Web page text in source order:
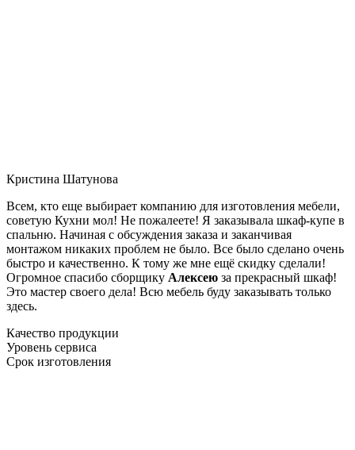
Кристина Шатунова
Всем, кто еще выбирает компанию для изготовления мебели,
советую Кухни мол! Не пожалеете! Я заказывала шкаф-купе в
спальню. Начиная с обсуждения заказа и заканчивая
монтажом никаких проблем не было. Все было сделано очень
быстро и качественно. К тому же мне ещё скидку сделали!
Огромное спасибо сборщику Алексею за прекрасный шкаф!
Это мастер своего дела! Всю мебель буду заказывать только
здесь.
Качество продукции
Уровень сервиса
Срок изготовления